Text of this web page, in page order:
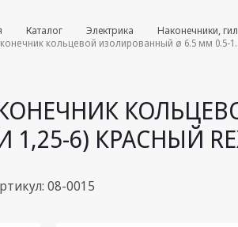
Комплекты августа
Блоки питания, Сетевые
адаптеры
управления
Каталог Электрика Наконечники,
кольцевой изолированный ø 6.5 мм 0.5-
1,25-6) КРАСНЫЙ
08-0015